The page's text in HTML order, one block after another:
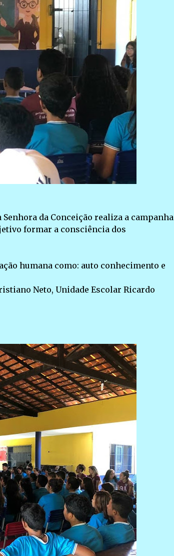
da Conceição realiza a campanha
formar a consciência dos
humana como: auto conhecimento e
Neto, Unidade Escolar Ricardo